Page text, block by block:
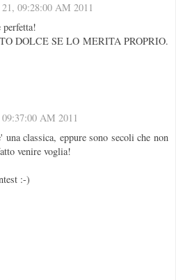
09:28:00 AM 2011
DOLCE SE LO MERITA PROPRIO.
AM 2011
classica, eppure sono secoli che non
venire voglia!
:-)